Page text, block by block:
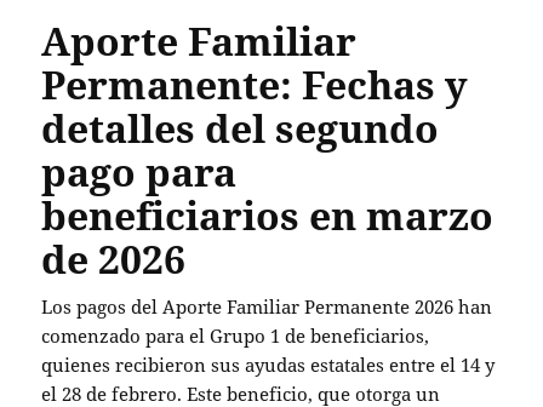
Aporte Familiar
Permanente: Fechas y
detalles del segundo
pago para
beneficiarios en marzo
de 2026
Los pagos del Aporte Familiar Permanente 2026 han
comenzado para el Grupo 1 de beneficiarios,
quienes recibieron sus ayudas estatales entre el 14 y
el 28 de febrero. Este beneficio, que otorga un